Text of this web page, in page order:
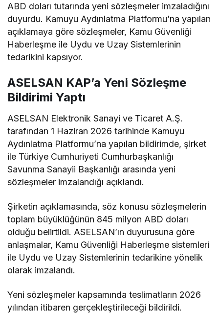
ABD doları tutarında yeni sözleşmeler imzaladığını
duyurdu. Kamuyu Aydınlatma Platformu’na yapılan
açıklamaya göre sözleşmeler, Kamu Güvenliği
Haberleşme ile Uydu ve Uzay Sistemlerinin
tedarikini kapsıyor.
ASELSAN KAP’a Yeni Sözleşme
Bildirimi Yaptı
ASELSAN Elektronik Sanayi ve Ticaret A.Ş.
tarafından 1 Haziran 2026 tarihinde Kamuyu
Aydınlatma Platformu’na yapılan bildirimde, şirket
ile Türkiye Cumhuriyeti Cumhurbaşkanlığı
Savunma Sanayii Başkanlığı arasında yeni
sözleşmeler imzalandığı açıklandı.
Şirketin açıklamasında, söz konusu sözleşmelerin
toplam büyüklüğünün 845 milyon ABD doları
olduğu belirtildi. ASELSAN’ın duyurusuna göre
anlaşmalar, Kamu Güvenliği Haberleşme sistemleri
ile Uydu ve Uzay Sistemlerinin tedarikine yönelik
olarak imzalandı.
Yeni sözleşmeler kapsamında teslimatların 2026
yılından itibaren gerçekleştirileceği bildirildi.